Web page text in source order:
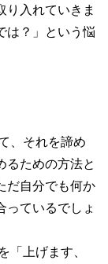
り入れていきま
は？」という悩
、それを諦め
るための方法と
だ自分でも何か
っているでしょ
上げます、